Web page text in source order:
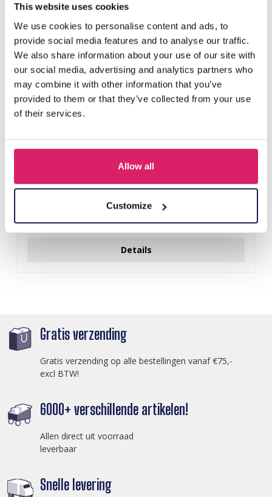
This website uses cookies
We use cookies to personalise content and ads, to
provide social media features and to analyse our traffic.
We also share information about your use of our site with
our social media, advertising and analytics partners who
may combine it with other information that you’ve
provided to them or that they’ve collected from your use
of their services.
Allow all
Customize
Anderen kochten ook
Q-D7.2 T2405-016 Knitted Positive Chicken 8.5cm
Login voor prijzen
Details
Gratis verzending
Gratis verzending op alle bestellingen vanaf €75,-
excl BTW!
6000+ verschillende artikelen!
Allen direct uit voorraad
leverbaar
Snelle levering